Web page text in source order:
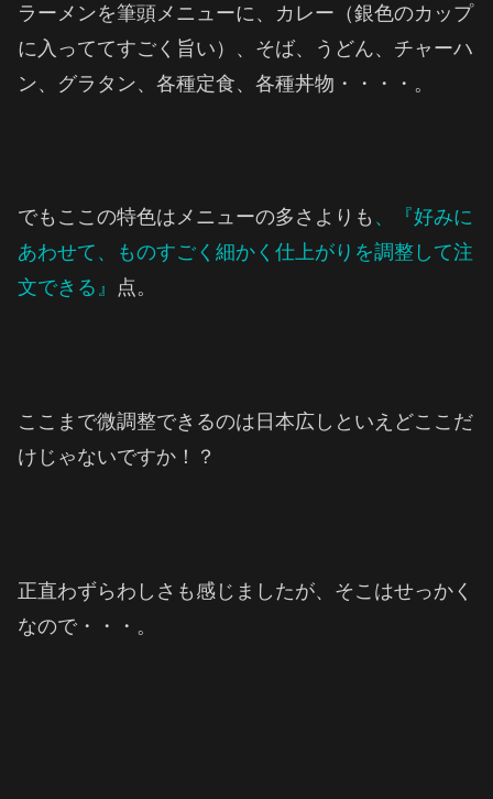
ラーメンを筆頭メニューに、カレー（銀色のカップ
に入っててすごく旨い）、そば、うどん、チャーハ
ン、グラタン、各種定食、各種丼物・・・・。
でもここの特色はメニューの多さよりも 、『好みに
あわせて、ものすごく細かく仕上がりを調整して注
文できる』 点。
ここまで微調整できるのは日本広しといえどここだ
けじゃないですか！？
正直わずらわしさも感じましたが、そこはせっかく
なので・・・。